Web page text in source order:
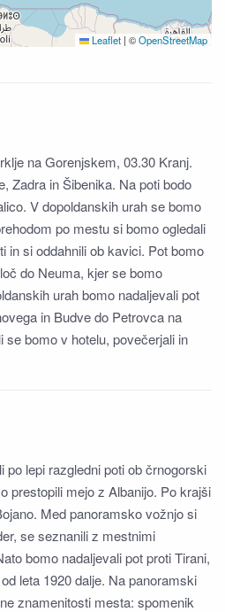
Leaflet | ©OpenStreetMap
na Gorenjskem, 03.30 Kranj.
Zadra in Šibenika. Na poti bodo
V dopoldanskih urah se bomo
po mestu si bomo ogledali
in si oddahnili ob kavici. Pot bomo
do Neuma, kjer se bomo
urah bomo nadaljevali pot
in Budve do Petrovca na
bomo v hotelu, povečerjali in
po lepi razgledni poti ob črnogorski
prestopili mejo z Albanijo. Po krajši
Med panoramsko vožnjo si
se seznanili z mestnimi
bomo nadaljevali pot proti Tirani,
leta 1920 dalje. Na panoramski
znamenitosti mesta: spomenik